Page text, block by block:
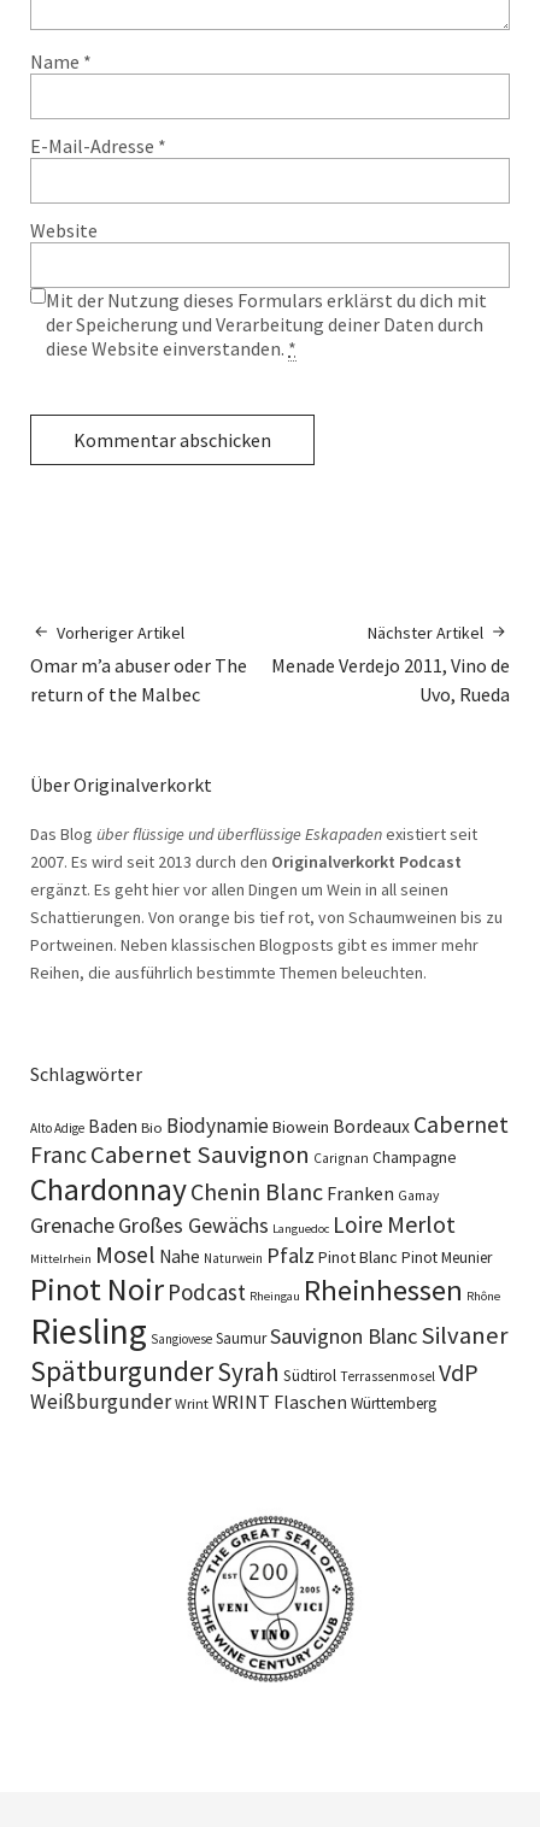
Name *
E-Mail-Adresse *
Website
Mit der Nutzung dieses Formulars erklärst du dich mit
der Speicherung und Verarbeitung deiner Daten durch
diese Website einverstanden. *
Vorheriger Artikel
Omar m’a abuser oder The
return of the Malbec
Nächster Artikel
Menade Verdejo 2011, Vino de
Uvo, Rueda
Über Originalverkorkt
Das Blog über flüssige und überflüssige Eskapadenexistiert seit
2007. Es wird seit 2013 durch den Originalverkorkt Podcast
ergänzt. Es geht hier vor allen Dingen um Wein in all seinen
Schattierungen. Von orange bis tief rot, von Schaumweinen bis zu
Portweinen. Neben klassischen Blogposts gibt es immer mehr
Reihen, die ausführlich bestimmte Themen beleuchten.
Schlagwörter
Alto Adige Baden Bio BiodynamieBiowein Bordeaux Cabernet
FrancCabernet Sauvignon Carignan Champagne
ChardonnayChenin Blanc Franken Gamay
GrenacheGroßes Gewächs Languedoc Loire Merlot
Mittelrhein Mosel Nahe Naturwein Pfalz Pinot Blanc Pinot Meunier
Pinot Noir Podcast Rheingau Rheinhessen Rhône
Riesling Sangiovese SaumurSauvignon BlancSilvaner
SpätburgunderSyrah Südtirol Terrassenmosel VdP
Weißburgunder Wrint WRINT Flaschen Württemberg